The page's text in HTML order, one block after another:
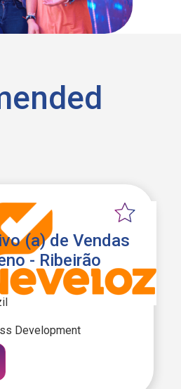
(a) de Vendas
- Ribeirão
Development